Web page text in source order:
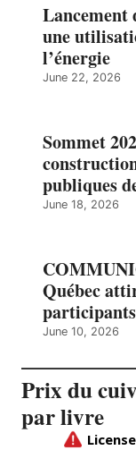
Lancement
une
l’énergie
June 22, 2026
Sommet
publiques
June 18, 2026
Québec
June 10, 2026
Prix du
par livre